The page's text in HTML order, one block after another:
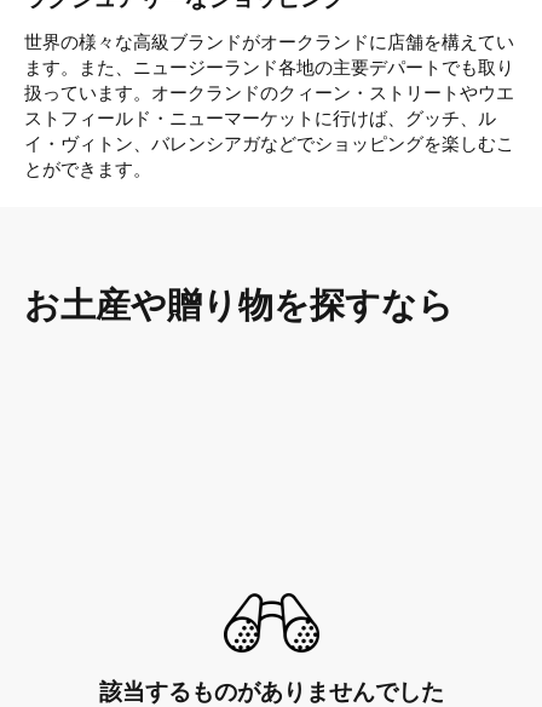
世界の様々な高級ブランドがオークランドに店舗を構えてい
ます。また、ニュージーランド各地の主要デパートでも取り
扱っています。オークランドのクィーン・ストリートやウエ
ストフィールド・ニューマーケットに行けば、グッチ、ル
イ・ヴィトン、バレンシアガなどでショッピングを楽しむこ
とができます。
お土産や贈り物を探すなら
該当するものがありませんでした